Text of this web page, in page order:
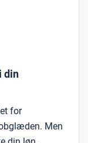
din
for
Men